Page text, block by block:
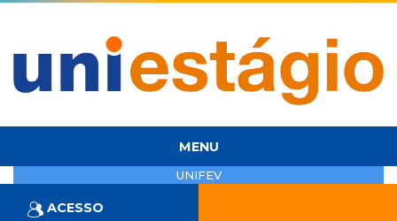
MENU
UNIFEV
ACESSO